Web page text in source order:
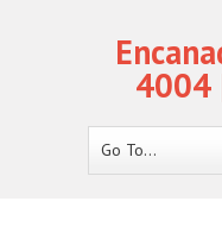
4004
Go To...